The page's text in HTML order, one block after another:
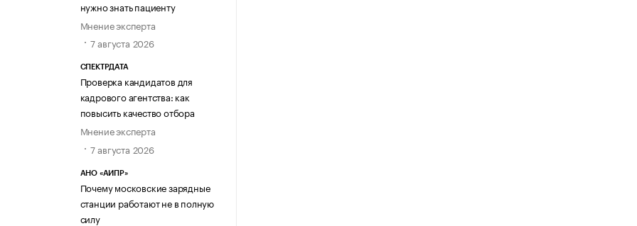
нужно знать пациенту
Мнение эксперта
7 августа 2026
СПЕКТРДАТА
Проверка кандидатов для
кадрового агентства: как
повысить качество отбора
Мнение эксперта
7 августа 2026
АНО «АИПР»
Почему московские зарядные
станции работают не в полную
силу